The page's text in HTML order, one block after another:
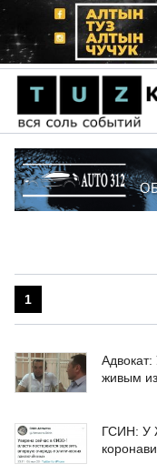
1
живым
ГСИН: У